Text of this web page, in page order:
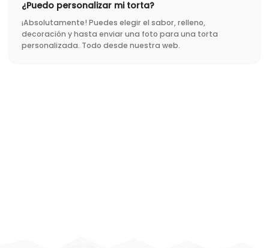
¿Puedo personalizar mi torta?
¡Absolutamente! Puedes elegir el sabor, relleno,
decoración y hasta enviar una foto para una torta
personalizada. Todo desde nuestra web.